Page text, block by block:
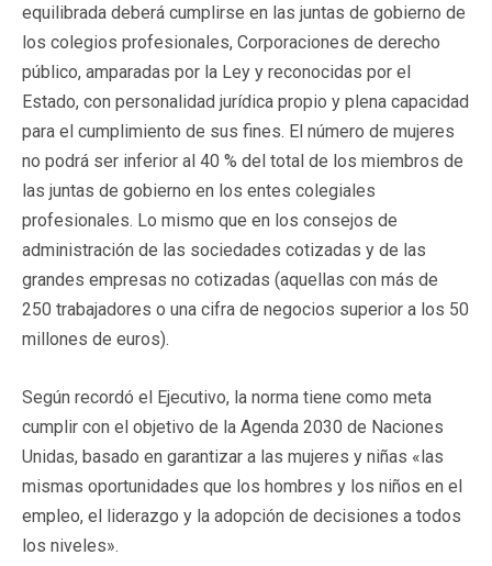
equilibrada deberá cumplirse en las juntas de gobierno de
los colegios profesionales, Corporaciones de derecho
público, amparadas por la Ley y reconocidas por el
Estado, con personalidad jurídica propio y plena capacidad
para el cumplimiento de sus fines. El número de mujeres
no podrá ser inferior al 40 % del total de los miembros de
las juntas de gobierno en los entes colegiales
profesionales. Lo mismo que en los consejos de
administración de las sociedades cotizadas y de las
grandes empresas no cotizadas (aquellas con más de
250 trabajadores o una cifra de negocios superior a los 50
millones de euros).
Según recordó el Ejecutivo, la norma tiene como meta
cumplir con el objetivo de la Agenda 2030 de Naciones
Unidas, basado en garantizar a las mujeres y niñas «las
mismas oportunidades que los hombres y los niños en el
empleo, el liderazgo y la adopción de decisiones a todos
los niveles».